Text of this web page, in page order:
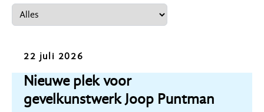
Nieuws
22 juli 2026
Nieuwe plek voor
gevelkunstwerk Joop Puntman